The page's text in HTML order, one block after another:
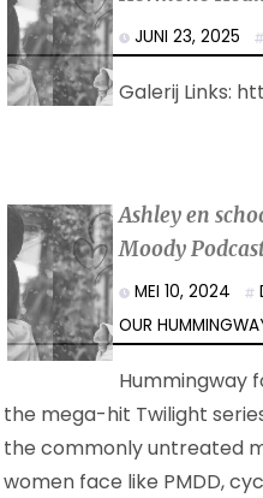
JUNI 23, 2025
Galerij Links:
Ashley en
Moody
MEI 10, 2024
OUR
Hummingway
the mega-hit Twilight
the commonly untreated
women face like PMDD,